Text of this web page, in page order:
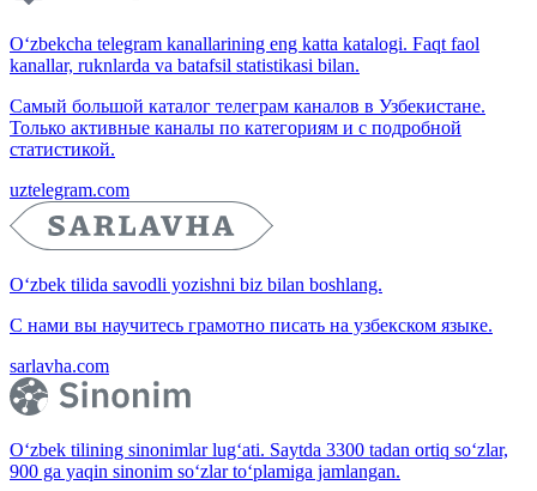
O‘zbekcha telegram kanallarining eng katta katalogi. Faqt faol
kanallar, ruknlarda va batafsil statistikasi bilan.
Самый большой каталог телеграм каналов в Узбекистане.
Только активные каналы по категориям и с подробной
статистикой.
uztelegram.com
O‘zbek tilida savodli yozishni biz bilan boshlang.
С нами вы научитесь грамотно писать на узбекском языке.
sarlavha.com
O‘zbek tilining sinonimlar lug‘ati. Saytda 3300 tadan ortiq so‘zlar,
900 ga yaqin sinonim so‘zlar to‘plamiga jamlangan.